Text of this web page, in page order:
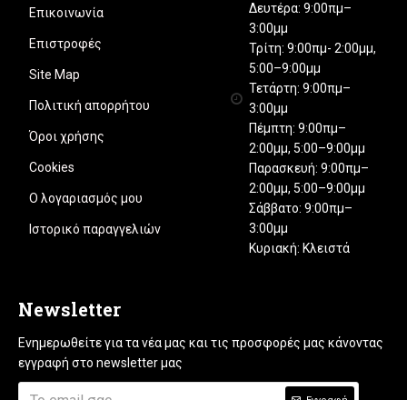
Επικοινωνία
Επιστροφές
Site Map
Πολιτική απορρήτου
Όροι χρήσης
Cookies
Ο λογαριασμός μου
Ιστορικό παραγγελιών
Δευτέρα: 9:00πμ–
3:00μμ
Τρίτη: 9:00πμ- 2:00μμ,
5:00–9:00μμ
Τετάρτη: 9:00πμ–
3:00μμ
Πέμπτη: 9:00πμ–
2:00μμ, 5:00–9:00μμ
Παρασκευή: 9:00πμ–
2:00μμ, 5:00–9:00μμ
Σάββατο: 9:00πμ–
3:00μμ
Κυριακή: Κλειστά
Newsletter
Ενημερωθείτε για τα νέα μας και τις προσφορές μας κάνοντας
εγγραφή στο newsletter μας